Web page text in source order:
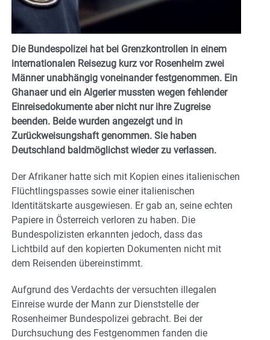
Die Bundespolizei hat bei Grenzkontrollen in einem
internationalen Reisezug kurz vor Rosenheim zwei
Männer unabhängig voneinander festgenommen. Ein
Ghanaer und ein Algerier mussten wegen fehlender
Einreisedokumente aber nicht nur ihre Zugreise
beenden. Beide wurden angezeigt und in
Zurückweisungshaft genommen. Sie haben
Deutschland baldmöglichst wieder zu verlassen.
Der Afrikaner hatte sich mit Kopien eines italienischen
Flüchtlingspasses sowie einer italienischen
Identitätskarte ausgewiesen. Er gab an, seine echten
Papiere in Österreich verloren zu haben. Die
Bundespolizisten erkannten jedoch, dass das
Lichtbild auf den kopierten Dokumenten nicht mit
dem Reisenden übereinstimmt.
Aufgrund des Verdachts der versuchten illegalen
Einreise wurde der Mann zur Dienststelle der
Rosenheimer Bundespolizei gebracht. Bei der
Durchsuchung des Festgenommen fanden die